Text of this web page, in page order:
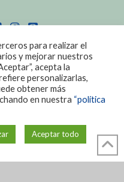
|AVISO LEGALpara realizar el
y mejorar nuestros
acepta la
personalizarlas,
obtener más
en nuestra “política
Aceptar todo